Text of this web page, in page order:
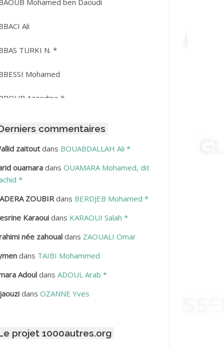
Ali
TURKI N. *
Mohamed
Azzedine *
Amar
Hamid
Mohamed
Lakhdar
Haciba
Mohamed Hamoud*
Mohamed *
Ahmed
commentaires
zaitoutdans BOUABDALLAH Ali *
ouamaradans OUAMARA Mohamed, dit
*
ZOUBIRdans BERDJEB Mohamed *
Karaouidans KARAOUI Salah *
née zahoualdans ZAOUALI Omar
dans TAIBI Mohammed
Adouldans ADOUL Arab *
dans OZANNE Yves
projet 1000autres.org